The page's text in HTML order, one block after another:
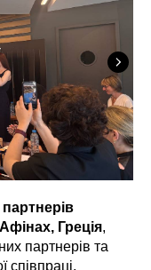
Афінах, Греція,
партнерів та
співпраці,